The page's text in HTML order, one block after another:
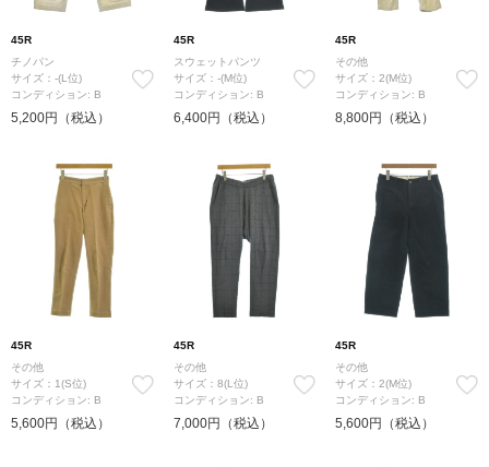
45R
チノパン
サイズ：-(L位)
コンディション: B
5,200円（税込）
45R
スウェットパンツ
サイズ：-(M位)
コンディション: B
6,400円（税込）
45R
その他
サイズ：2(M位)
コンディション: B
8,800円（税込）
45R
その他
サイズ：1(S位)
コンディション: B
5,600円（税込）
45R
その他
サイズ：8(L位)
コンディション: B
7,000円（税込）
45R
その他
サイズ：2(M位)
コンディション: B
5,600円（税込）